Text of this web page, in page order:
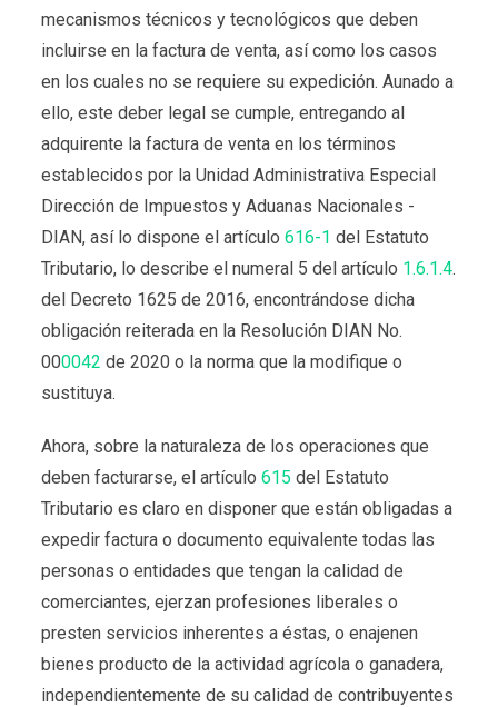
mecanismos técnicos y tecnológicos que deben
incluirse en la factura de venta, así como los casos
en los cuales no se requiere su expedición. Aunado a
ello, este deber legal se cumple, entregando al
adquirente la factura de venta en los términos
establecidos por la Unidad Administrativa Especial
Dirección de Impuestos y Aduanas Nacionales -
DIAN, así lo dispone el artículo 616-1 del Estatuto
Tributario, lo describe el numeral 5 del artículo 1.6.1.4.
del Decreto 1625 de 2016, encontrándose dicha
obligación reiterada en la Resolución DIAN No.
000042 de 2020 o la norma que la modifique o
sustituya.
Ahora, sobre la naturaleza de los operaciones que
deben facturarse, el artículo 615 del Estatuto
Tributario es claro en disponer que están obligadas a
expedir factura o documento equivalente todas las
personas o entidades que tengan la calidad de
comerciantes, ejerzan profesiones liberales o
presten servicios inherentes a éstas, o enajenen
bienes producto de la actividad agrícola o ganadera,
independientemente de su calidad de contribuyentes